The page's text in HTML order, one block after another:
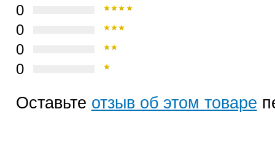
0
0
0
0
Оставьте отзыв об этом товаре